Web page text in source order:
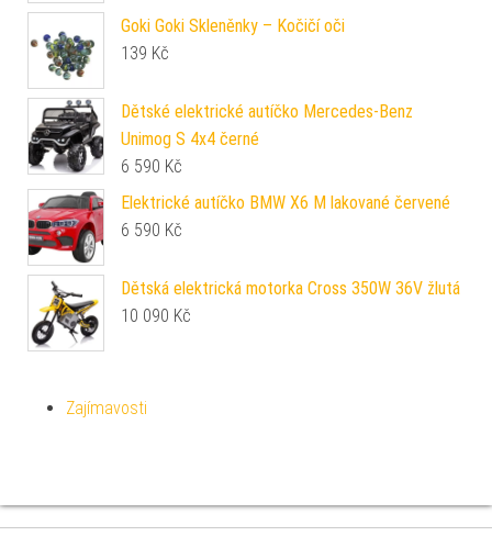
Goki Goki Skleněnky – Kočičí oči
139 Kč
Dětské elektrické autíčko Mercedes-Benz
Unimog S 4x4 černé
6 590 Kč
Elektrické autíčko BMW X6 M lakované červené
6 590 Kč
Dětská elektrická motorka Cross 350W 36V žlutá
10 090 Kč
Zajímavosti